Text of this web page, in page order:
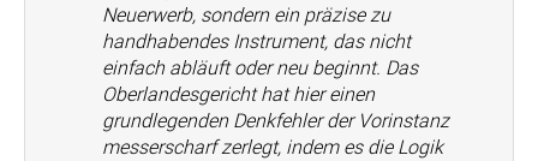
Neuerwerb, sondern ein präzise zu
handhabendes Instrument, das nicht
einfach abläuft oder neu beginnt. Das
Oberlandesgericht hat hier einen
grundlegenden Denkfehler der Vorinstanz
messerscharf zerlegt, indem es die Logik